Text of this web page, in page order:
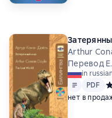
Arthur
Перевод
in
Text
PDF
PDF
нет в